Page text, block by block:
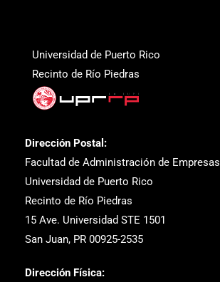
Universidad de Puerto Rico
Recinto de Río Piedras
Dirección Postal:
Facultad de Administración de Empresas
Universidad de Puerto Rico
Recinto de Río Piedras
15 Ave. Universidad STE 1501
San Juan, PR 00925-2535
Dirección Física: